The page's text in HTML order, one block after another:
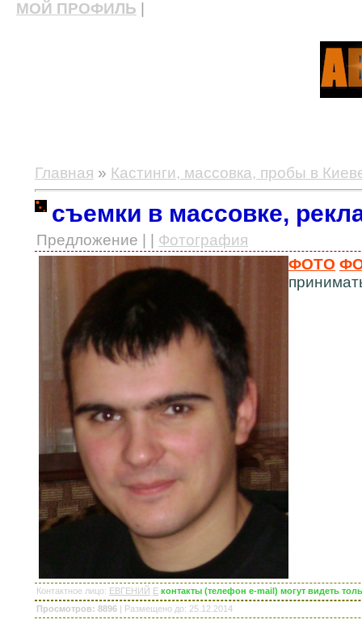
МОЙ ПРОФИЛЬ
Главная » Кастинги, массовка, пробы в
съемки в массовке,
Предложение | | Фотография
ФОТО
Контактное лицо: ЕВГЕНИЙ E контакты (телефон e-mail) могут видеть
Просмотров: 8896 | Размещено до: 25.12.2014